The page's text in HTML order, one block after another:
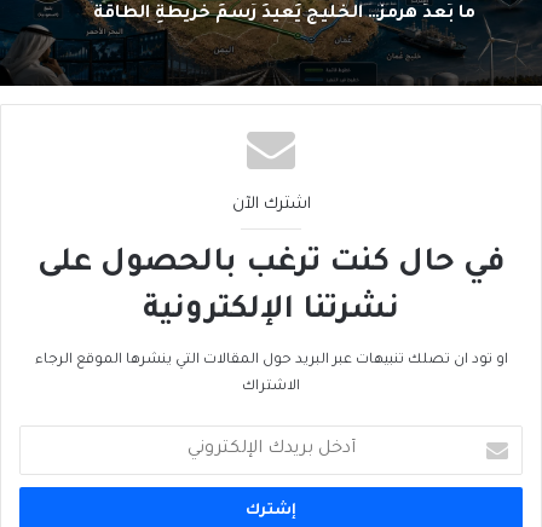
ما بَعدَ هرمز… الخليج يُعيدُ رَسمَ خريطةِ الطاقة
اشترك الآن
في حال كنت ترغب بالحصول على
نشرتنا الإلكترونية
او تود ان تصلك تنبيهات عبر البريد حول المقالات التي ينشرها الموقع الرجاء
الاشتراك
بريدك
الإلكتروني